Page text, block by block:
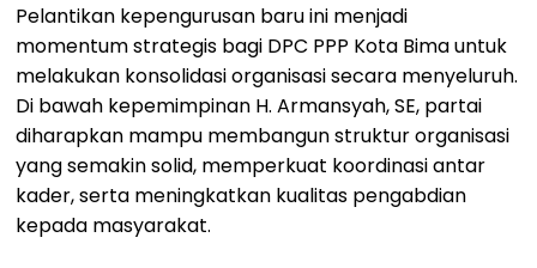
Pelantikan kepengurusan baru ini menjadi
momentum strategis bagi DPC PPP Kota Bima untuk
melakukan konsolidasi organisasi secara menyeluruh.
Di bawah kepemimpinan H. Armansyah, SE, partai
diharapkan mampu membangun struktur organisasi
yang semakin solid, memperkuat koordinasi antar
kader, serta meningkatkan kualitas pengabdian
kepada masyarakat.